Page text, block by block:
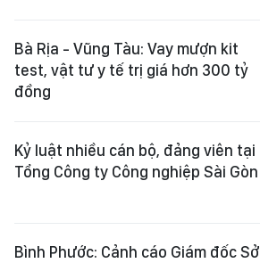
Bà Rịa - Vũng Tàu: Vay mượn kit
test, vật tư y tế trị giá hơn 300 tỷ
đồng
Kỷ luật nhiều cán bộ, đảng viên tại
Tổng Công ty Công nghiệp Sài Gòn
Bình Phước: Cảnh cáo Giám đốc Sở